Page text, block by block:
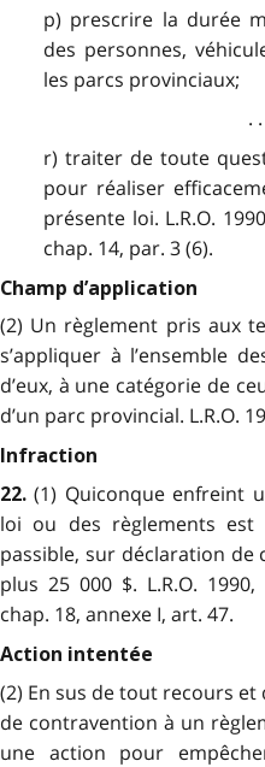
p) prescrire la durée
des personnes,
les parcs provinciaux;
.
r) traiter de toute
pour réaliser
présente loi. L.R.O.
chap. 14, par. 3 (6).
Champ d’application
(2) Un règlement pris aux
s’appliquer à l’ensemble
d’eux, à une catégorie de
d’un parc provincial. L.R.O.
Infraction
22.(1) Quiconque enfreint
loi ou des règlements est
passible, sur déclaration de
plus 25 000 $. L.R.O.
chap. 18, annexe I, art. 47.
Action intentée
(2) En sus de tout recours
de contravention à un
une action pour